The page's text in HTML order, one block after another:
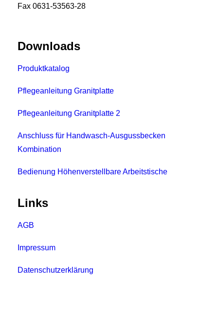
Fax 0631-53563-28
Downloads
Produktkatalog
Pflegeanleitung Granitplatte
Pflegeanleitung Granitplatte 2
Anschluss für Handwasch-Ausgussbecken
Kombination
Bedienung Höhenverstellbare Arbeitstische
Links
AGB
Impressum
Datenschutzerklärung